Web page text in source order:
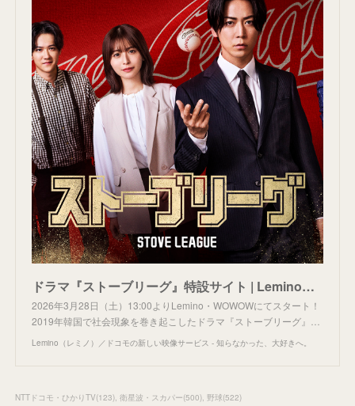
ドラマ『ストーブリーグ』特設サイト | Lemino（レミノ）
2026年3月28日（土）13:00よりLemino・WOWOWにてスタート！
2019年韓国で社会現象を巻き起こしたドラマ『ストーブリーグ』…
Lemino（レミノ）／ドコモの新しい映像サービス - 知らなかった、大好きへ。
NTTドコモ・ひかりTV(123) 衛星波・スカパー(500) 野球(522)